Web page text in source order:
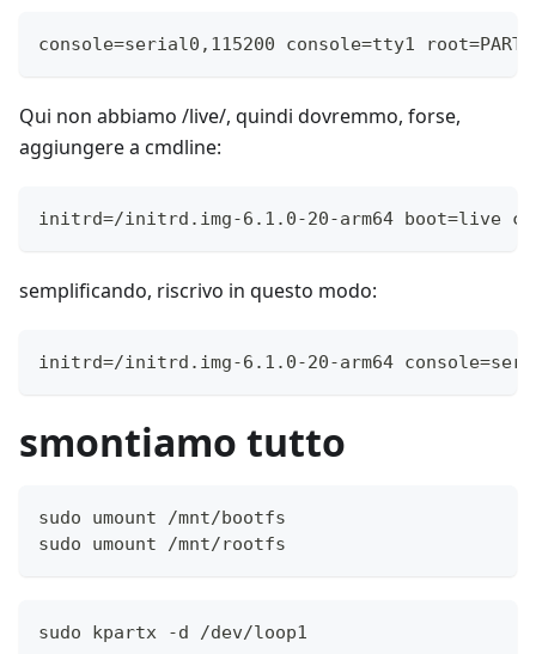
console=serial0,115200 console=tty1
Qui non abbiamo /live/, quindi dovremmo, forse,
aggiungere a cmdline:
initrd=/initrd.img-6.1.0-20-arm64 boot=live
semplificando, riscrivo in questo modo:
initrd=/initrd.img-6.1.0-20-arm64
smontiamo tutto
sudo umount /mnt/bootfs
sudo umount /mnt/rootfs
sudo kpartx -d /dev/loop1